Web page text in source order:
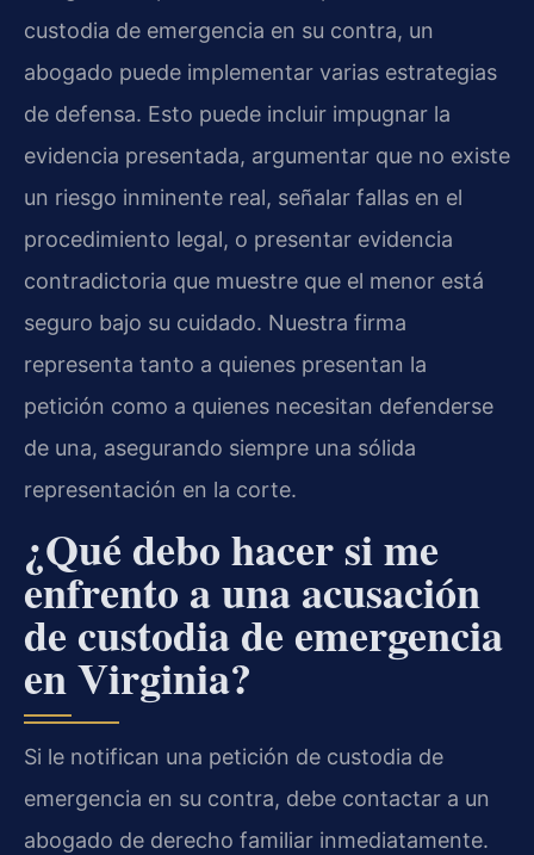
custodia de emergencia en su contra, un
abogado puede implementar varias estrategias
de defensa. Esto puede incluir impugnar la
evidencia presentada, argumentar que no existe
un riesgo inminente real, señalar fallas en el
procedimiento legal, o presentar evidencia
contradictoria que muestre que el menor está
seguro bajo su cuidado. Nuestra firma
representa tanto a quienes presentan la
petición como a quienes necesitan defenderse
de una, asegurando siempre una sólida
representación en la corte.
¿Qué debo hacer si me
enfrento a una acusación
de custodia de emergencia
en Virginia?
Si le notifican una petición de custodia de
emergencia en su contra, debe contactar a un
abogado de derecho familiar inmediatamente.